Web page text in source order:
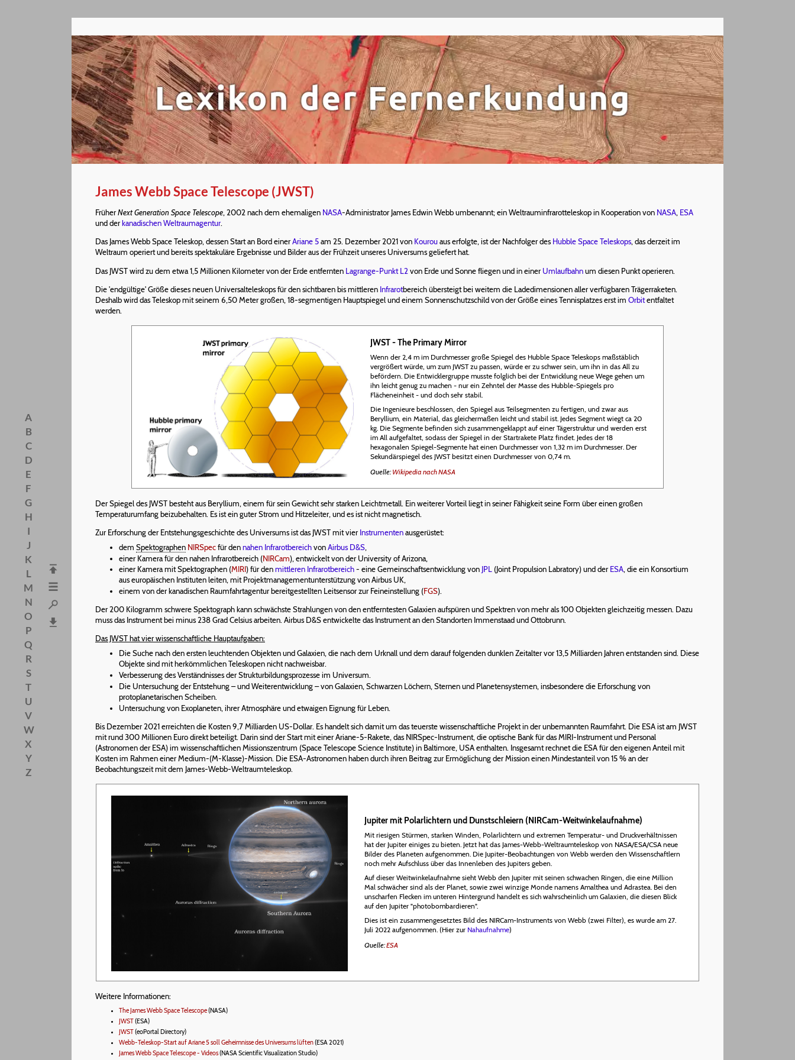
A
B
C
D
E
F
G
H
I
J
K
L
M
N
O
P
Q
R
S
T
U
V
W
X
Y
Z
James Webb Space Telescope (JWST)
FrüherNext Generation Space Telescope, 2002 nach dem ehemaligen NASA-Administrator James Edwin Webb umbenannt; ein Weltrauminfrarotteleskop in Kooperation von NASA, ESA
und derkanadischen Weltraumagentur.
Das James Webb Space Teleskop, dessen Start an Bord einerAriane 5am 25. Dezember 2021 von Kourouaus erfolgte, ist der Nachfolger des Hubble Space Teleskops, das derzeit im
Weltraum operiert und bereits spektakuläre Ergebnisse und Bilder aus der Frühzeit unseres Universums geliefert hat.
Das JWST wird zu dem etwa 1,5 Millionen Kilometer von der Erde entfernten Lagrange-Punkt L2 von Erde und Sonne fliegen und in einerUmlaufbahnum diesen Punkt operieren.
Die 'endgültige' Größe dieses neuen Universalteleskops für den sichtbaren bis mittleren Infrarotbereich übersteigt bei weitem die Ladedimensionen aller verfügbaren Trägerraketen.
Deshalb wird das Teleskop mit seinem 6,50 Meter großen, 18-segmentigen Hauptspiegel und einem Sonnenschutzschild von der Größe eines Tennisplatzes erst im Orbitentfaltet
werden.
JWST - The Primary Mirror
Wenn der 2,4 m im Durchmesser große Spiegel des Hubble Space Teleskops maßstäblich
vergrößert würde, um zum JWST zu passen, würde er zu schwer sein, um ihn in das All zu
befördern. Die Entwicklergruppe musste folglich bei der Entwicklung neue Wege gehen um
ihn leicht genug zu machen - nur ein Zehntel der Masse des Hubble-Spiegels pro
Flächeneinheit - und doch sehr stabil.
Die Ingenieure beschlossen, den Spiegel aus Teilsegmenten zu fertigen, und zwar aus
Beryllium, ein Material, das gleichermaßen leicht und stabil ist. Jedes Segment wiegt ca 20
kg. Die Segmente befinden sich zusammengeklappt auf einer Tägerstruktur und werden erst
im All aufgefaltet, sodass der Spiegel in der Startrakete Platz findet. Jedes der 18
hexagonalen Spiegel-Segmente hat einen Durchmesser von 1,32 m im Durchmesser. Der
Sekundärspiegel des JWST besitzt einen Durchmesser von 0,74 m.
Quelle: Wikipedia nach NASA
Der Spiegel des JWST besteht aus Beryllium, einem für sein Gewicht sehr starken Leichtmetall. Ein weiterer Vorteil liegt in seiner Fähigkeit seine Form über einen großen
Temperaturumfang beizubehalten. Es ist ein guter Strom und Hitzeleiter, und es ist nicht magnetisch.
Zur Erforschung der Entstehungsgeschichte des Universums ist das JWST mit vierInstrumentenausgerüstet:
dem Spektographen NIRSpecfür dennahen InfrarotbereichvonAirbus D&S,
einer Kamera für den nahen Infrarotbereich (NIRCam), entwickelt von der University of Arizona,
einer Kamera mit Spektographen (MIRI) für denmittleren Infrarotbereich- eine Gemeinschaftsentwicklung von JPL (Joint Propulsion Labratory) und derESA, die ein Konsortium
aus europäischen Instituten leiten, mit Projektmanagementunterstützung von Airbus UK,
einem von der kanadischen Raumfahrtagentur bereitgestellten Leitsensor zur Feineinstellung (FGS).
Der 200 Kilogramm schwere Spektograph kann schwächste Strahlungen von den entferntesten Galaxien aufspüren und Spektren von mehr als 100 Objekten gleichzeitig messen. Dazu
muss das Instrument bei minus 238 Grad Celsius arbeiten. Airbus D&S entwickelte das Instrument an den Standorten Immenstaad und Ottobrunn.
Das JWST hat vier wissenschaftliche Hauptaufgaben:
Die Suche nach den ersten leuchtenden Objekten und Galaxien, die nach dem Urknall und dem darauf folgenden dunklen Zeitalter vor 13,5 Milliarden Jahren entstanden sind. Diese
Objekte sind mit herkömmlichen Teleskopen nicht nachweisbar.
Verbesserung des Verständnisses der Strukturbildungsprozesse im Universum.
Die Untersuchung der Entstehung – und Weiterentwicklung – von Galaxien, Schwarzen Löchern, Sternen und Planetensystemen, insbesondere die Erforschung von
protoplanetarischen Scheiben.
Untersuchung von Exoplaneten, ihrer Atmosphäre und etwaigen Eignung für Leben.
Bis Dezember 2021 erreichten die Kosten 9,7 Milliarden US-Dollar. Es handelt sich damit um das teuerste wissenschaftliche Projekt in der unbemannten Raumfahrt. Die ESA ist am JWST
mit rund 300 Millionen Euro direkt beteiligt. Darin sind der Start mit einer Ariane-5-Rakete, das NIRSpec-Instrument, die optische Bank für das MIRI-Instrument und Personal
(Astronomen der ESA) im wissenschaftlichen Missionszentrum (Space Telescope Science Institute) in Baltimore, USA enthalten. Insgesamt rechnet die ESA für den eigenen Anteil mit
Kosten im Rahmen einer Medium-(M-Klasse)-Mission. Die ESA-Astronomen haben durch ihren Beitrag zur Ermöglichung der Mission einen Mindestanteil von 15 % an der
Beobachtungszeit mit dem James-Webb-Weltraumteleskop.
Jupiter mit Polarlichtern und Dunstschleiern (NIRCam-Weitwinkelaufnahme)
Mit riesigen Stürmen, starken Winden, Polarlichtern und extremen Temperatur- und Druckverhältnissen
hat der Jupiter einiges zu bieten. Jetzt hat das James-Webb-Weltraumteleskop von NASA/ESA/CSA neue
Bilder des Planeten aufgenommen. Die Jupiter-Beobachtungen von Webb werden den Wissenschaftlern
noch mehr Aufschluss über das Innenleben des Jupiters geben.
Auf dieser Weitwinkelaufnahme sieht Webb den Jupiter mit seinen schwachen Ringen, die eine Million
Mal schwächer sind als der Planet, sowie zwei winzige Monde namens Amalthea und Adrastea. Bei den
unscharfen Flecken im unteren Hintergrund handelt es sich wahrscheinlich um Galaxien, die diesen Blick
auf den Jupiter "photobombardieren".
Dies ist ein zusammengesetztes Bild des NIRCam-Instruments von Webb (zwei Filter), es wurde am 27.
Juli 2022 aufgenommen. (Hier zur Nahaufnahme)
Quelle:ESA
Weitere Informationen:
The James Webb Space Telescope(NASA)
JWST(ESA)
JWST(eoPortal Directory)
Webb-Teleskop-Start auf Ariane 5 soll Geheimnisse des Universums lüften(ESA 2021)
James Webb Space Telescope - Videos(NASA Scientific Visualization Studio)